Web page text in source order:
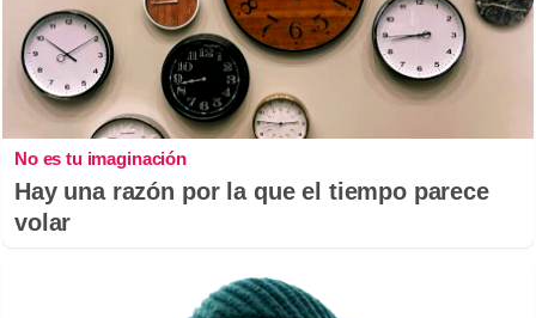
No es tu imaginación
Hay una razón por la que el tiempo parece
volar